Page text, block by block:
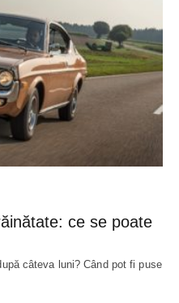
ce se poate
câteva luni? Când pot fi puse